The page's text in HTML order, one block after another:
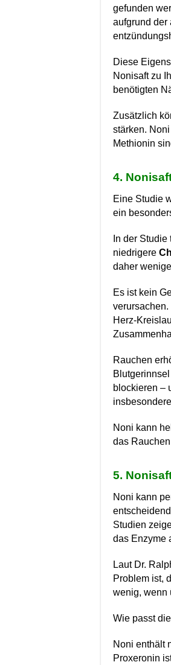
gefunden
aufgrund der
Diese
Nonisaft zu
benötigten
Zusätzlich
stärken.
Methionin
4.
Eine Studie
ein
In der
niedrigere
daher
Es ist kein
Herz-
Rauchen
blockieren –
Noni kann
das
5.
Noni kann
Studien
das Enzyme
Laut Dr.
Problem ist,
wenig, wenn
Wie passt
Noni enthält
Proxeronin